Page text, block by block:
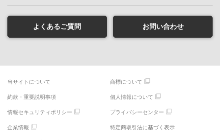
よくあるご質問 お問い合わせ
当サイトについて 商標について
約款・重要説明事項 個人情報について
情報セキュリティポリシー プライバシーセンター
企業情報 特定商取引法に基づく表示